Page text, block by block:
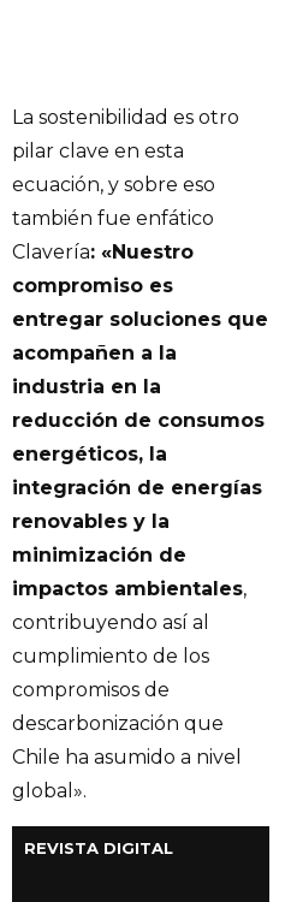
La sostenibilidad es otro
pilar clave en esta
ecuación, y sobre eso
también fue enfático
Clavería: «Nuestro
compromiso es
entregar soluciones que
acompañen a la
industria en la
reducción de consumos
energéticos, la
integración de energías
renovables y la
minimización de
impactos ambientales,
contribuyendo así al
cumplimiento de los
compromisos de
descarbonización que
Chile ha asumido a nivel
global».
REVISTA DIGITAL